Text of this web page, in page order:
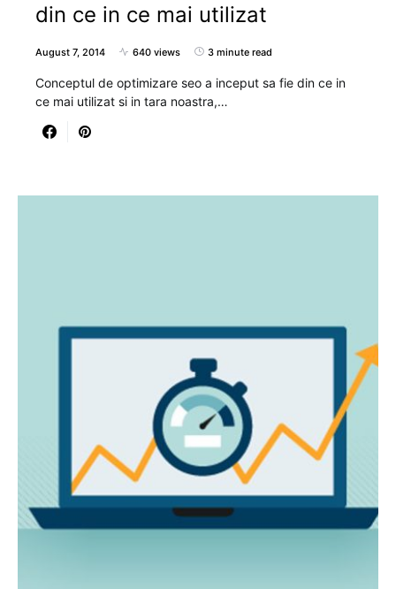
din ce in ce mai utilizat
August 7, 2014 640 views 3 minute read
Conceptul de optimizare seo a inceput sa fie din ce in
ce mai utilizat si in tara noastra,…